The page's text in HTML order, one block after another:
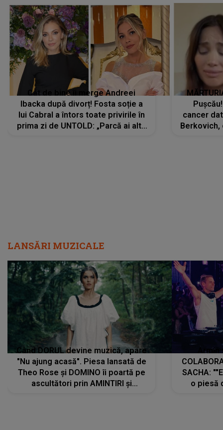
Cât de bine îi merge Andreei
Ibacka după divorț! Fosta soție a
lui Cabral a întors toate privirile în
prima zi de UNTOLD: „Parcă ai altă
cancer
Berkovich,
LANSĂRI MUZICALE
Când DORUL devine muzică, apare
"Nu ajung acasă". Piesa lansată de
Theo Rose și DOMINO îi poartă pe
ascultători prin AMINTIRI și
SACHA:
o piesă